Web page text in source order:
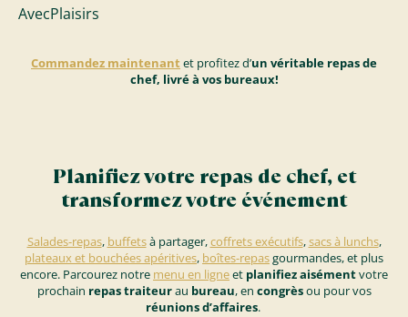
AvecPlaisirs
Commandez maintenant et profitez d’un véritable repas de
chef, livré à vos bureaux!
Planifiez votre repas de chef, et
transformez votre événement
Salades-repas, buffetsà partager,coffrets exécutifs,sacs à lunchs,
plateaux et bouchées apéritives, boîtes-repasgourmandes, et plus
encore. Parcourez notre menu en ligneet planifiez aisémentvotre
prochain repas traiteurau bureau, en congrèsou pour vos
réunions d’affaires.